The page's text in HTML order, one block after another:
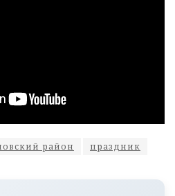
район праздник